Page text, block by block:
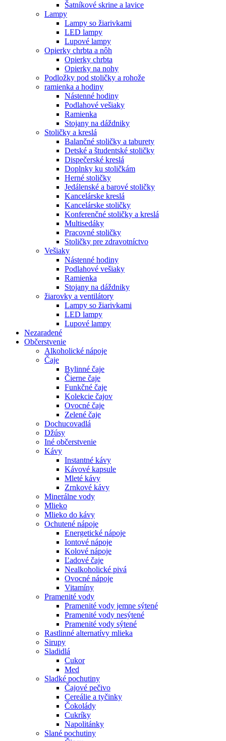
Šatníkové skrine a lavice
Lampy
Lampy so žiarivkami
LED lampy
Lupové lampy
Opierky chrbta a nôh
Opierky chrbta
Opierky na nohy
Podložky pod stoličky a rohože
ramienka a hodiny
Nástenné hodiny
Podlahové vešiaky
Ramienka
Stojany na dáždniky
Stoličky a kreslá
Balančné stoličky a taburety
Detské a študentské stoličky
Dispečerské kreslá
Doplnky ku stoličkám
Herné stoličky
Jedálenské a barové stoličky
Kancelárske kreslá
Kancelárske stoličky
Konferenčné stoličky a kreslá
Multisedáky
Pracovné stoličky
Stoličky pre zdravotníctvo
Vešiaky
Nástenné hodiny
Podlahové vešiaky
Ramienka
Stojany na dáždniky
žiarovky a ventilátory
Lampy so žiarivkami
LED lampy
Lupové lampy
Nezaradené
Občerstvenie
Alkoholické nápoje
Čaje
Bylinné čaje
Čierne čaje
Funkčné čaje
Kolekcie čajov
Ovocné čaje
Zelené čaje
Dochucovadlá
Džúsy
Iné občerstvenie
Kávy
Instantné kávy
Kávové kapsule
Mleté kávy
Zrnkové kávy
Minerálne vody
Mlieko
Mlieko do kávy
Ochutené nápoje
Energetické nápoje
Iontové nápoje
Kolové nápoje
Ľadové čaje
Nealkoholické pivá
Ovocné nápoje
Vitamíny
Pramenité vody
Pramenité vody jemne sýtené
Pramenité vody nesýtené
Pramenité vody sýtené
Rastlinné alternatívy mlieka
Sirupy
Sladidlá
Cukor
Med
Sladké pochutiny
Čajové pečivo
Cereálie a tyčinky
Čokolády
Cukríky
Napolitánky
Slané pochutiny